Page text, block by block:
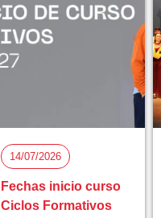
14/07/2026
Fechas inicio curso
Ciclos Formativos